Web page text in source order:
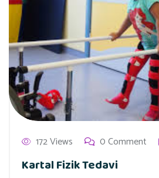
172 Views 0 Comment
Kartal Fizik Tedavi